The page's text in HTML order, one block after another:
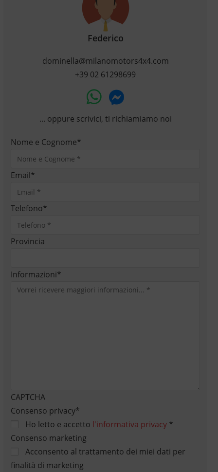
Federico
dominella@milanomotors4x4.com
+39 02 61298699
... oppure scrivici, ti richiamiamo noi
Nome e Cognome*
Email*
Telefono*
Provincia
Informazioni*
CAPTCHA
Consenso privacy*
Ho letto e accetto l'informativa privacy*
Consenso marketing
Acconsento al trattamento dei miei dati per
finalità di marketing